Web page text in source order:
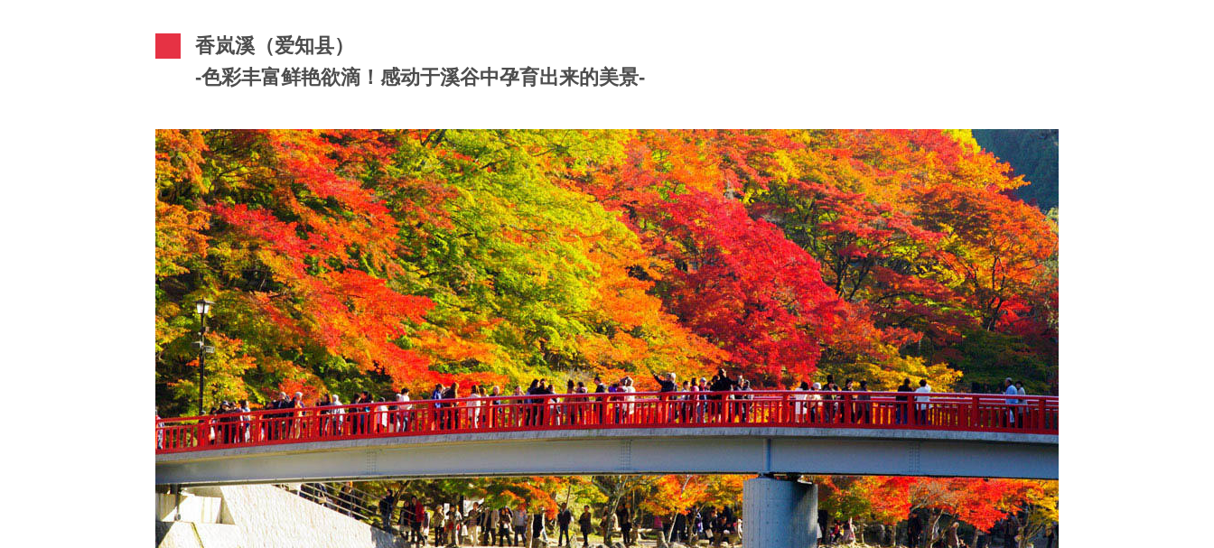
香岚溪（爱知县）
-色彩丰富鲜艳欲滴！感动于溪谷中孕育出来的美景-